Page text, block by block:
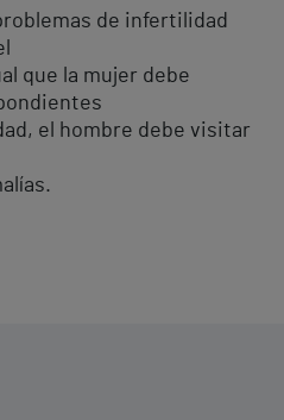
de infertilidad
que la mujer debe
el hombre debe visitar